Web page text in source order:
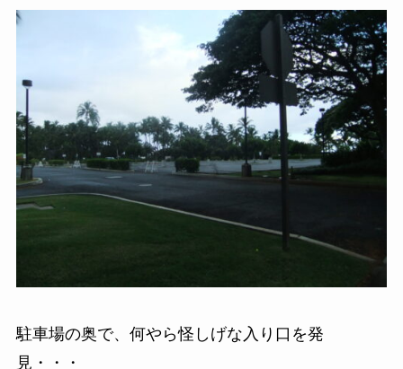
駐車場の奥で、何やら怪しげな入り口を発
見・・・